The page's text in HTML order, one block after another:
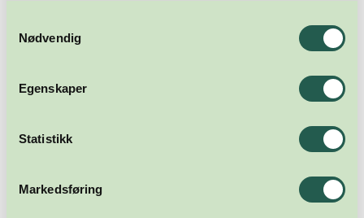
Nødvendig
Egenskaper
Statistikk
Markedsføring